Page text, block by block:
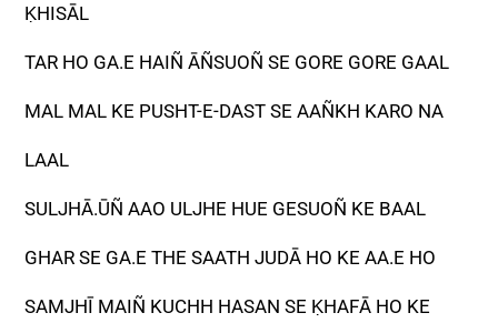
ḲHISĀL
TAR HO GA.E HAIÑ ĀÑSUOÑ SE GORE GORE GAAL
MAL MAL KE PUSHT-E-DAST SE AAÑKH KARO NA
LAAL
SULJHĀ.ŪÑ AAO ULJHE HUE GESUOÑ KE BAAL
GHAR SE GA.E THE SAATH JUDĀ HO KE AA.E HO
SAMJHĪ MAIÑ KUCHH HASAN SE ḲHAFĀ HO KE